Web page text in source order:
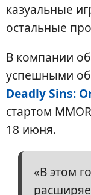
казуальные
остальные
В компании
успешными
Deadly Sins:
стартом
18 июня.
«В этом